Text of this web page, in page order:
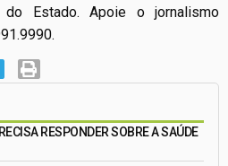
Estado. Apoie o jornalismo
RESPONDER SOBRE A SAÚDE